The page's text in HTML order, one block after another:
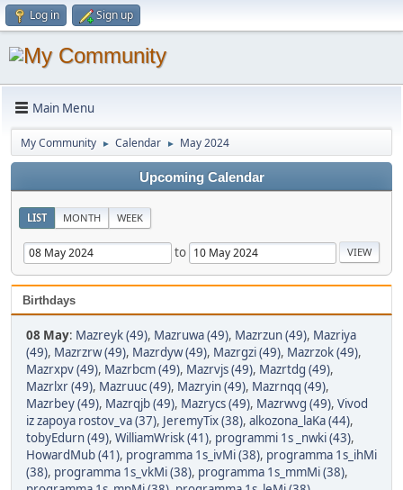
Log in Sign up
Main Menu
My Community ► Calendar ► May 2024
Upcoming Calendar
LIST MONTH WEEK
to
Birthdays
08 May: Mazreyk (49), Mazruwa (49), Mazrzun (49), Mazriya
(49), Mazrzrw (49), Mazrdyw (49), Mazrgzi (49), Mazrzok (49),
Mazrxpv (49), Mazrbcm (49), Mazrvjs (49), Mazrtdg (49),
Mazrlxr (49), Mazruuc (49), Mazryin (49), Mazrnqq (49),
Mazrbey (49), Mazrqjb (49), Mazrycs (49), Mazrwvg (49), Vivod
iz zapoya rostov_va (37), JeremyTix (38), alkozona_laKa (44),
tobyEdurn (49), WilliamWrisk (41), programmi 1s _nwki (43),
HowardMub (41), programma 1s_ivMi (38), programma 1s_ihMi
(38), programma 1s_vkMi (38), programma 1s_mmMi (38),